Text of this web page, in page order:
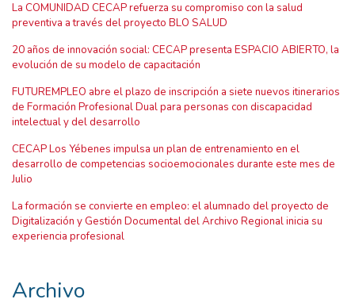
La COMUNIDAD CECAP refuerza su compromiso con la salud
preventiva a través del proyecto BLO SALUD
20 años de innovación social: CECAP presenta ESPACIO ABIERTO, la
evolución de su modelo de capacitación
FUTUREMPLEO abre el plazo de inscripción a siete nuevos itinerarios
de Formación Profesional Dual para personas con discapacidad
intelectual y del desarrollo
CECAP Los Yébenes impulsa un plan de entrenamiento en el
desarrollo de competencias socioemocionales durante este mes de
Julio
La formación se convierte en empleo: el alumnado del proyecto de
Digitalización y Gestión Documental del Archivo Regional inicia su
experiencia profesional
Archivo